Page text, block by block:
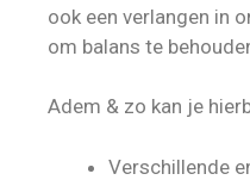
ook een verlangen in
om balans te
Adem & zo kan je
Verschillende